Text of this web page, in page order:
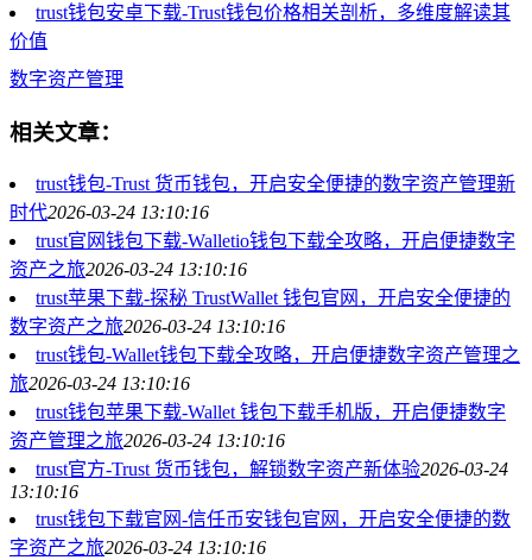
trust钱包安卓下载-Trust钱包价格相关剖析，多维度解读其
价值
数字资产管理
相关文章：
trust钱包-Trust 货币钱包，开启安全便捷的数字资产管理新
时代2026-03-24 13:10:16
trust官网钱包下载-Walletio钱包下载全攻略，开启便捷数字
资产之旅2026-03-24 13:10:16
trust苹果下载-探秘 TrustWallet 钱包官网，开启安全便捷的
数字资产之旅2026-03-24 13:10:16
trust钱包-Wallet钱包下载全攻略，开启便捷数字资产管理之
旅2026-03-24 13:10:16
trust钱包苹果下载-Wallet 钱包下载手机版，开启便捷数字
资产管理之旅2026-03-24 13:10:16
trust官方-Trust 货币钱包，解锁数字资产新体验2026-03-24
13:10:16
trust钱包下载官网-信任币安钱包官网，开启安全便捷的数
字资产之旅2026-03-24 13:10:16